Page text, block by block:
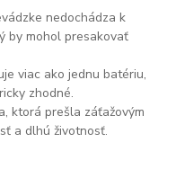
nedochádza k
by mohol presakovať
viac ako jednu batériu,
zhodné.
ktorá prešla záťažovým
a dlhú životnosť.